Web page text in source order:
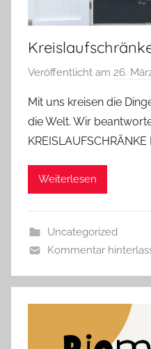
Veröffentlicht am 26.
Mit uns kreisen die
die Welt. Wir
Weiterlesen
Uncategorized
Kommentar